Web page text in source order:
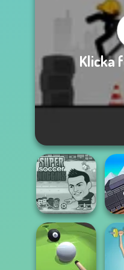
Klicka
Super Soccer
Noggins